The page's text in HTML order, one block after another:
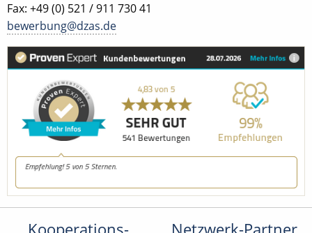
Fax: +49 (0) 521 / 911 730 41
bewerbung@dzas.de